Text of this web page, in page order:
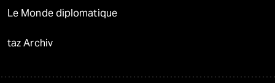
Le Monde diplomatique
taz Archiv